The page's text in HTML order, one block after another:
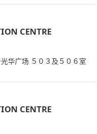
CENTRE
华广场 ５０３及５０６室
CENTRE